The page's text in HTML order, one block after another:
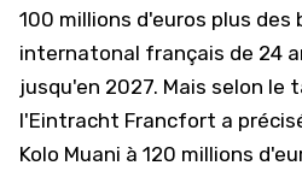
100 millions d'euros plus des
internatonal français de 24
jusqu'en 2027. Mais selon le
l'Eintracht Francfort a
Kolo Muani à 120 millions